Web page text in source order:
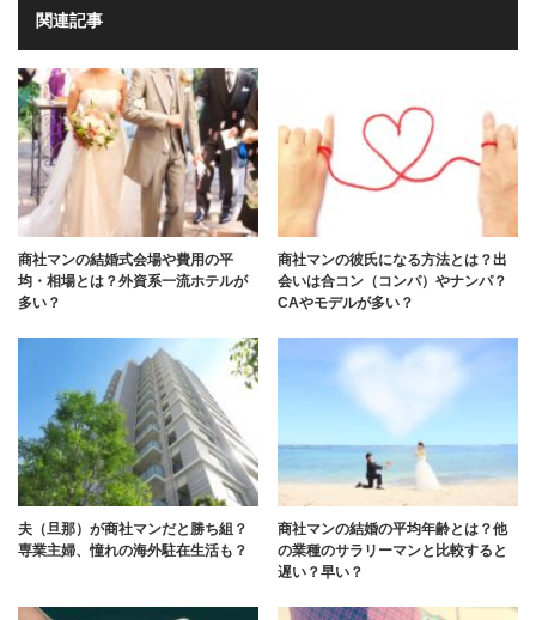
関連記事
商社マンの結婚式会場や費用の平
均・相場とは？外資系一流ホテルが
多い？
商社マンの彼氏になる方法とは？出
会いは合コン（コンパ）やナンパ？
CAやモデルが多い？
夫（旦那）が商社マンだと勝ち組？
専業主婦、憧れの海外駐在生活も？
商社マンの結婚の平均年齢とは？他
の業種のサラリーマンと比較すると
遅い？早い？